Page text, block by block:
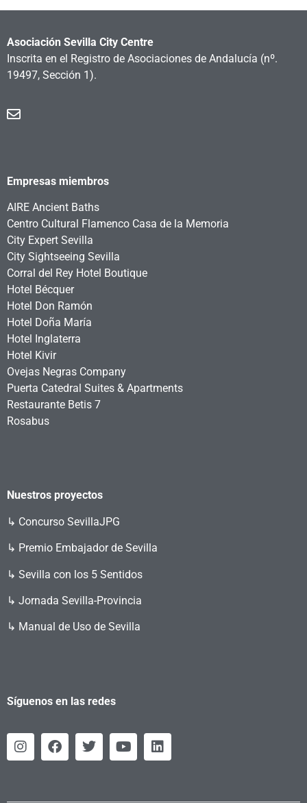
Asociación Sevilla City Centre
Inscrita en el Registro de Asociaciones de Andalucía (nº.
19497, Sección 1).
Empresas miembros
AIRE Ancient Baths
Centro Cultural Flamenco Casa de la Memoria
City Expert Sevilla
City Sightseeing Sevilla
Corral del Rey Hotel Boutique
Hotel Bécquer
Hotel Don Ramón
Hotel Doña María
Hotel Inglaterra
Hotel Kivir
Ovejas Negras Company
Puerta Catedral Suites & Apartments
Restaurante Betis 7
Rosabus
Nuestros proyectos
↳ Concurso SevillaJPG
↳ Premio Embajador de Sevilla
↳ Sevilla con los 5 Sentidos
↳ Jornada Sevilla-Provincia
↳ Manual de Uso de Sevilla
Síguenos en las redes